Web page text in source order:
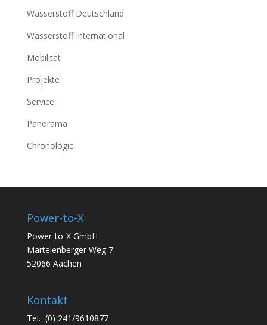
Wasserstoff Deutschland
Wasserstoff International
Mobilität
Projekte
Service
Panorama
Chronologie
Power-to-X
Power-to-X GmbH
Martelenberger Weg 7
52066 Aachen
Kontakt
Tel. (0) 241/9610877